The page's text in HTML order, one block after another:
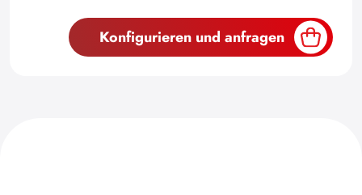
Konfigurieren und anfragen